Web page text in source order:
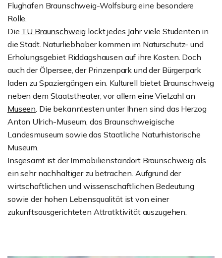
Flughafen Braunschweig-Wolfsburg eine besondere
Rolle.
Die TU Braunschweig lockt jedes Jahr viele Studenten in
die Stadt. Naturliebhaber kommen im Naturschutz- und
Erholungsgebiet Riddagshausen auf ihre Kosten. Doch
auch der Ölpersee, der Prinzenpark und der Bürgerpark
laden zu Spaziergängen ein. Kulturell bietet Braunschweig
neben dem Staatstheater, vor allem eine Vielzahl an
Museen. Die bekanntesten unter Ihnen sind das Herzog
Anton Ulrich-Museum, das Braunschweigische
Landesmuseum sowie das Staatliche Naturhistorische
Museum.
Insgesamt ist der Immobilienstandort Braunschweig als
ein sehr nachhaltiger zu betrachen. Aufgrund der
wirtschaftlichen und wissenschaftlichen Bedeutung
sowie der hohen Lebensqualität ist von einer
zukunftsausgerichteten Attratktivität auszugehen.